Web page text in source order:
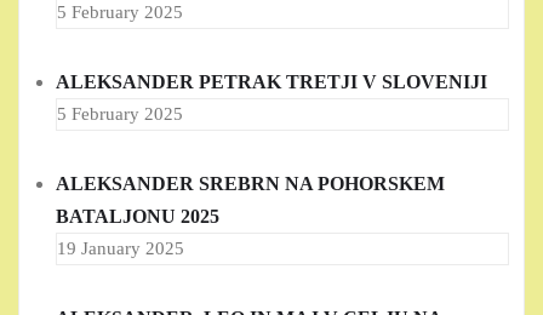
5 February 2025
ALEKSANDER PETRAK TRETJI V SLOVENIJI
5 February 2025
ALEKSANDER SREBRN NA POHORSKEM
BATALJONU 2025
19 January 2025